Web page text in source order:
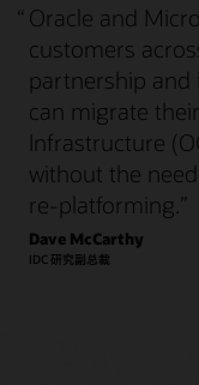
“ Oracle and
customers
partnership and
can migrate
Infrastructure
without the
re-platforming. ”
Dave McCarthy
IDC 研究副总裁